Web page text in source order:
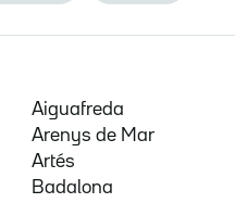
Aiguafreda
Arenys de Mar
Artés
Badalona